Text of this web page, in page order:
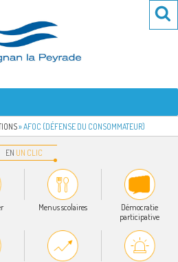
PEYRADE
»AFOC (DÉFENSE DU CONSOMMATEUR)
EN UN CLIC
Menus scolaires
Démocratie
participative